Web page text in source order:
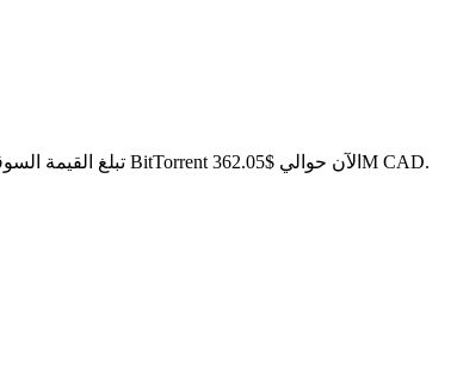
. مع عرض متداول قدره 987.04T BTTC، تبلغ القيمة السوقية الإجمالية لـ BitTorrent الآن حوالي $362.05M CAD.